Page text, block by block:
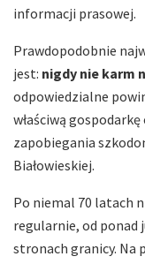
informacji prasowej.
Prawdopodobnie
jest: nigdy nie karm
odpowiedzialne
właściwą
zapobiegania
Białowieskiej.
Po niemal 70 latach
regularnie, od ponad
stronach granicy. Na